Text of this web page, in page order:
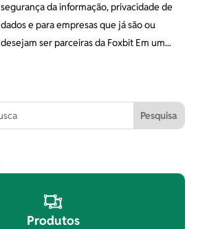
segurança da informação, privacidade de
dados e para empresas que já são ou
desejam ser parceiras da Foxbit Em um...

Produtos